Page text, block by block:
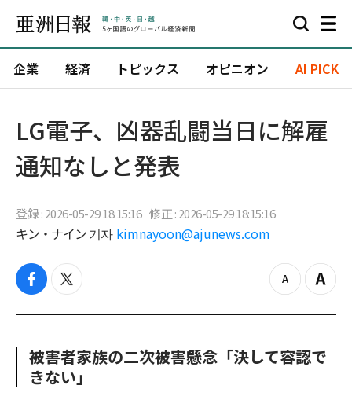
企業 経済 トピックス オピニオン AI PICK
LG電子、凶器乱闘当日に解雇
通知なしと発表
登録 : 2026-05-29 18:15:16 修正 : 2026-05-29 18:15:16
キン・ナイン 기자 kimnayoon@ajunews.com
f
c
o
o
k
t
i
t
e
r
z
o
u
Z
o
n
被害者家族の二次被害懸念「決して容認で
きない」